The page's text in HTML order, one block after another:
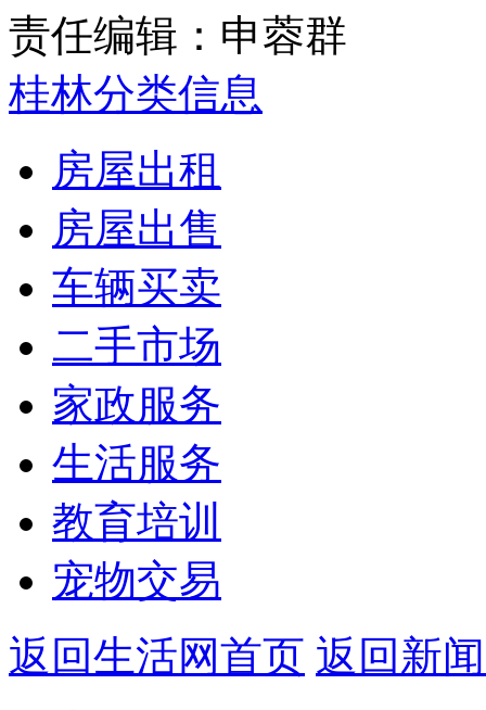
责任编辑：申蓉群
桂林分类信息
房屋出租
房屋出售
车辆买卖
二手市场
家政服务
生活服务
教育培训
宠物交易
返回生活网首页 返回新